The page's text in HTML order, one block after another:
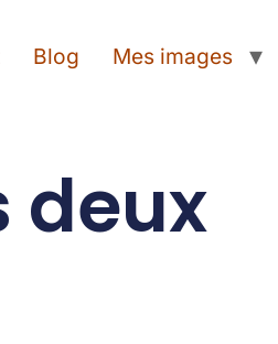
Blog Mes images
deux